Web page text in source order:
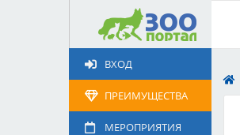
ВХОД
ПРЕИМУЩЕСТВА
МЕРОПРИЯТИЯ
Животное
Щенка по коду метрики
Обращение